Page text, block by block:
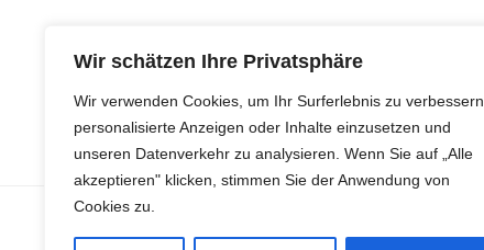
Wir schätzen Ihre Privatsphäre
Wir verwenden Cookies, um Ihr Surferlebnis zu verbessern,
personalisierte Anzeigen oder Inhalte einzusetzen und
unseren Datenverkehr zu analysieren. Wenn Sie auf „Alle
akzeptieren" klicken, stimmen Sie der Anwendung von
Cookies zu.